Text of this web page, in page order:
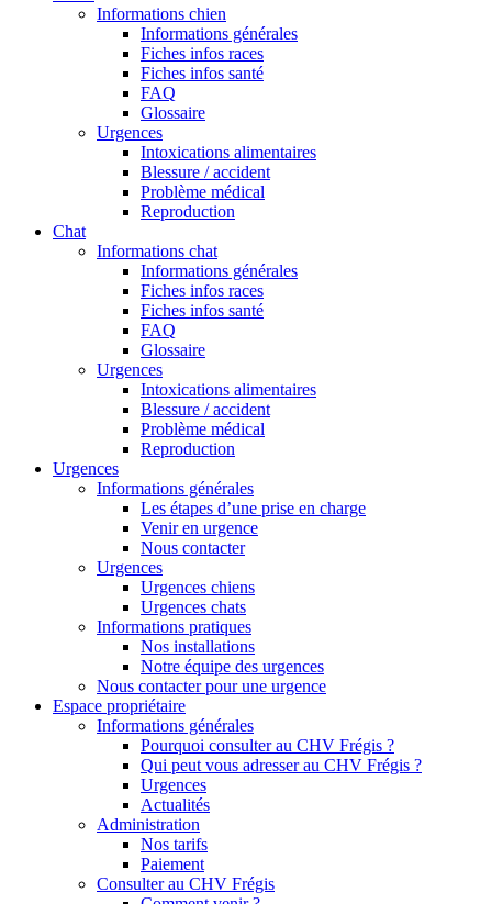
Informations chien
Informations générales
Fiches infos races
Fiches infos santé
FAQ
Glossaire
Urgences
Intoxications alimentaires
Blessure / accident
Problème médical
Reproduction
Chat
Informations chat
Informations générales
Fiches infos races
Fiches infos santé
FAQ
Glossaire
Urgences
Intoxications alimentaires
Blessure / accident
Problème médical
Reproduction
Urgences
Informations générales
Les étapes d’une prise en charge
Venir en urgence
Nous contacter
Urgences
Urgences chiens
Urgences chats
Informations pratiques
Nos installations
Notre équipe des urgences
Nous contacter pour une urgence
Espace propriétaire
Informations générales
Pourquoi consulter au CHV Frégis ?
Qui peut vous adresser au CHV Frégis ?
Urgences
Actualités
Administration
Nos tarifs
Paiement
Consulter au CHV Frégis